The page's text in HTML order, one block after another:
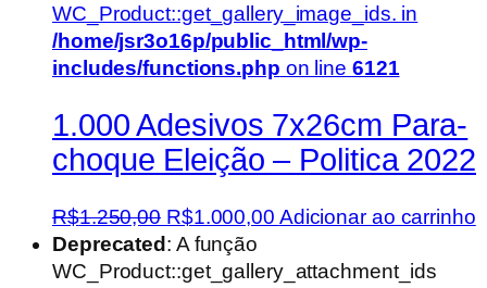
WC_Product::get_gallery_image_ids. in
/home/jsr3o16p/public_html/wp-
includes/functions.php on line 6121
1.000 Adesivos 7x26cm Para-
choque Eleição – Politica 2022
R$1.250,00 O
preço
original
R$1.000,00O
atual
Adicionar ao carrinho
Deprecated: A função
WC_Product::get_gallery_attachment_ids